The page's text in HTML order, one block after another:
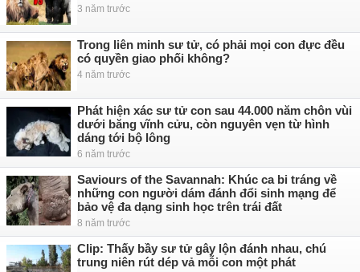
3 năm trước
Trong liên minh sư tử, có phải mọi con đực đều
có quyền giao phối không?
4 năm trước
Phát hiện xác sư tử con sau 44.000 năm chôn vùi
dưới băng vĩnh cửu, còn nguyên vẹn từ hình
dáng tới bộ lông
6 năm trước
Saviours of the Savannah: Khúc ca bi tráng về
những con người dám đánh đổi sinh mạng để
bảo vệ đa dạng sinh học trên trái đất
8 năm trước
Clip: Thấy bầy sư tử gây lộn đánh nhau, chú
trung niên rút dép vả mỗi con một phát